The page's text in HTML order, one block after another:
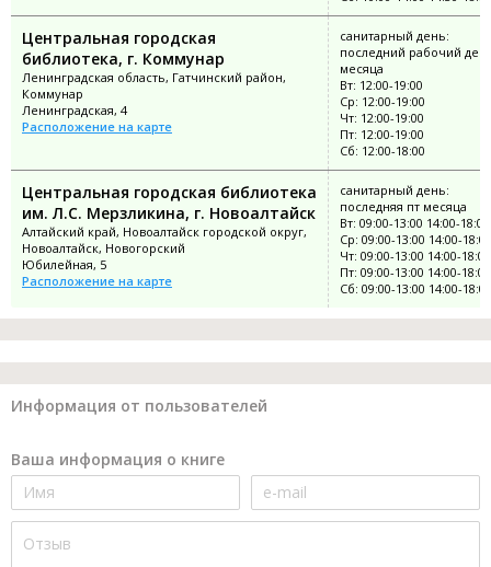
Центральная городская
библиотека, г. Коммунар
Ленинградская область, Гатчинский район,
Коммунар
Ленинградская, 4
Расположение на карте
санитарный день:
последний рабочий
месяца
Вт: 12:00-19:00
Ср: 12:00-19:00
Чт: 12:00-19:00
Пт: 12:00-19:00
Сб: 12:00-18:00
Центральная городская библиотека
им. Л.С. Мерзликина, г. Новоалтайск
Алтайский край, Новоалтайск городской округ,
Новоалтайск, Новогорский
Юбилейная, 5
Расположение на карте
санитарный день:
последняя пт месяца
Вт: 09:00-13:00 14:00-18:00
Ср: 09:00-13:00 14:00-18:00
Чт: 09:00-13:00 14:00-18:00
Пт: 09:00-13:00 14:00-18:00
Сб: 09:00-13:00 14:00-18:00
Информация от пользователей
Ваша информация о книге